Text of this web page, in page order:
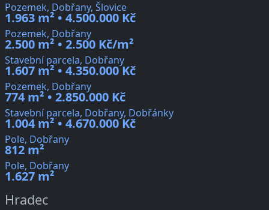
Pozemek, Dobřany, Šlovice
1.963 m² • 4.500.000 Kč
Pozemek, Dobřany
2.500 m² • 2.500 Kč/m²
Stavební parcela, Dobřany
1.607 m² • 4.350.000 Kč
Pozemek, Dobřany
774 m² • 2.850.000 Kč
Stavební parcela, Dobřany, Dobřánky
1.004 m² • 4.670.000 Kč
Pole, Dobřany
812 m²
Pole, Dobřany
1.627 m²
Hradec